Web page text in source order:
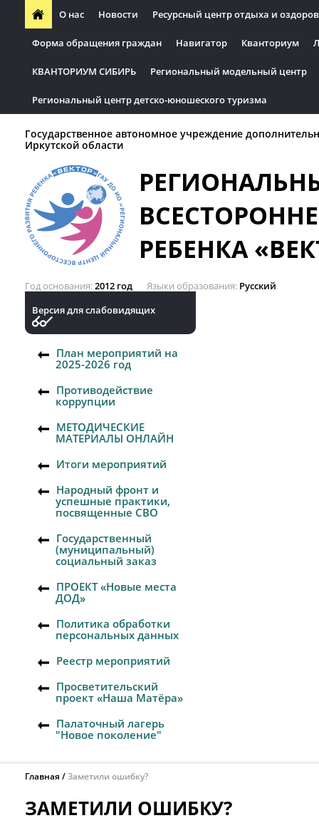
О нас Новости Ресурсный центр отдыха и
Форма обращения граждан Навигатор Кванториум
КВАНТОРИУМ СИБИРЬ Региональный модельный центр
Региональный центр детско-юношеского туризма
Государственное автономное учреждение
Иркутской области
РЕБЕНКА
Год основания 2012 год Языки образования Русский
Версия для слабовидящих
План мероприятий на
2025-2026 год
Противодействие
коррупции
МЕТОДИЧЕСКИЕ
МАТЕРИАЛЫ ОНЛАЙН
Итоги мероприятий
Народный фронт и
успешные практики,
посвященные СВО
Государственный
(муниципальный)
социальный заказ
ПРОЕКТ «Новые места
ДОД»
Политика обработки
персональных данных
Реестр мероприятий
Просветительский
проект «Наша Матёра»
Палаточный лагерь
"Новое поколение"
Главная Заметили ошибку?
ЗАМЕТИЛИ ОШИБКУ?